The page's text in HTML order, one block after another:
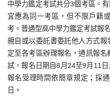
中學力鑑定考試共分3個考區。
宜應為同一考區，但不限戶籍
考。普通型高中學力鑑定考試報
親自或以委託書委託他人方式
定至各考區辦理報名，通訊報
試，報名日期自8月24至9月11
報名受理時間依簡章規定；採
日。